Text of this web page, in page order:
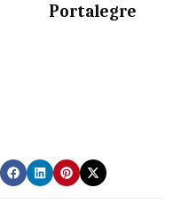
Portalegre